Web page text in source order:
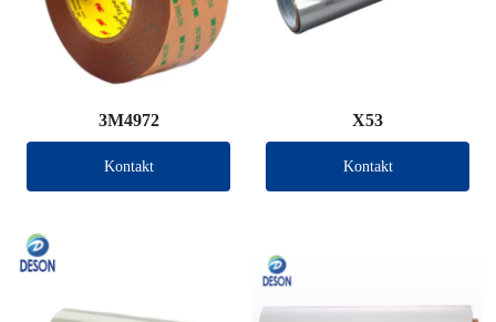
3M4972
Kontakt
X53
Kontakt